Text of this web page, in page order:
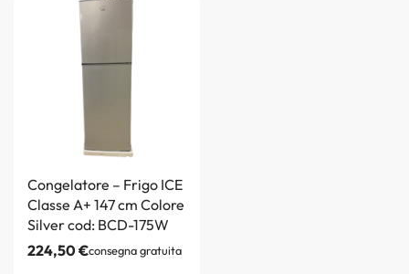
Congelatore – Frigo ICE
Classe A+ 147 cm Colore
Silver cod: BCD-175W
224,50€consegna gratuita